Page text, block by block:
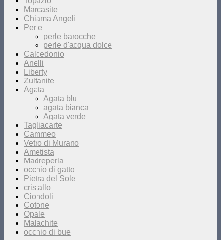
Marcasite
Chiama Angeli
Perle
perle barocche
perle d'acqua dolce
Calcedonio
Anelli
Liberty
Zultanite
Agata
Agata blu
agata bianca
Agata verde
Tagliacarte
Cammeo
Vetro di Murano
Ametista
Madreperla
occhio di gatto
Pietra del Sole
cristallo
Ciondoli
Cotone
Opale
Malachite
occhio di bue